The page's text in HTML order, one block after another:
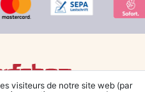
visiteurs de notre site web (par